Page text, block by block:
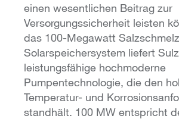
einen wesentlichen Beitrag zur
Versorgungssicherheit leisten
das 100-Megawatt
Solarspeichersystem liefert
leistungsfähige hochmoderne
Pumpentechnologie, die den
Temperatur- und
standhält. 100 MW entspricht